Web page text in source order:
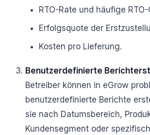
RTO-Rate und häufige RTO-
Erfolgsquote der
Kosten pro Lieferung.
Benutzerdefinierte
Betreiber können in eGrow
benutzerdefinierte Berichte
sie nach Datumsbereich,
Kundensegment oder